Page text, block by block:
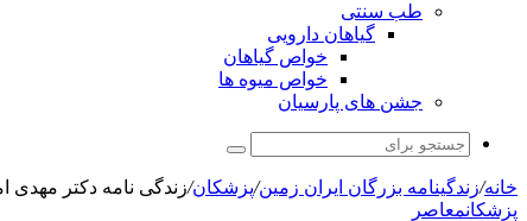
طب سنتی
گیاهان دارویی
خواص گیاهان
خواص میوه ها
جشن های پارسیان
جستجو
برای
خانه/زندگینامه بزرگان ایران زمین/پزشکان/زندگی نامه دکتر مهدی
پزشکانمعاصر